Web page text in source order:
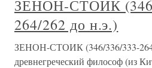
ЗЕНОН-СТОИК
264/262 до н.э.)
ЗЕНОН-СТОИК (346/336/333-
древнегреческий философ (из